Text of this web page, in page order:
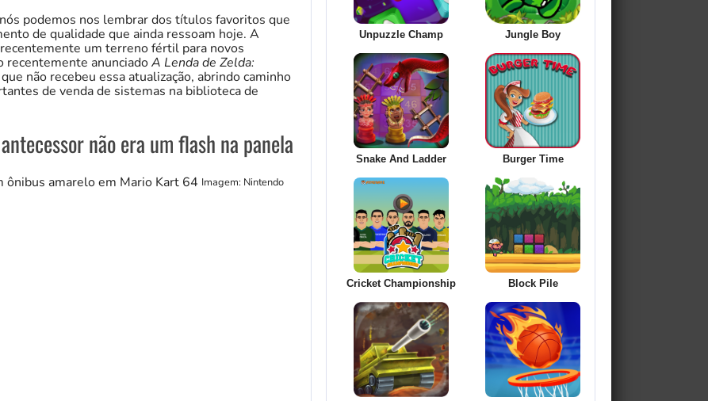
podemos nos lembrar dos títulos favoritos que
de qualidade que ainda ressoam hoje. A
um terreno fértil para novos
recentemente anunciadoA Lenda de Zelda:
não recebeu essa atualização, abrindo caminho
de venda de sistemas na biblioteca de
não era um flash na panela
Imagem: Nintendo
Unpuzzle Champ Jungle Boy
Snake And Ladder Burger Time
Cricket Championship Block Pile